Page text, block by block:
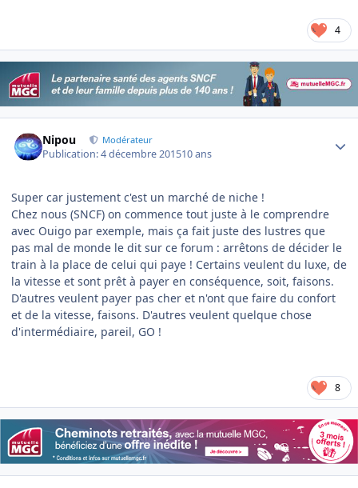
4
Nipou Modérateur
Publication:4 décembre 201510 ans
Super car justement c'est un marché de niche !
Chez nous (SNCF) on commence tout juste à le comprendre
avec Ouigo par exemple, mais ça fait juste des lustres que
pas mal de monde le dit sur ce forum : arrêtons de décider le
train à la place de celui qui paye ! Certains veulent du luxe, de
la vitesse et sont prêt à payer en conséquence, soit, faisons.
D'autres veulent payer pas cher et n'ont que faire du confort
et de la vitesse, faisons. D'autres veulent quelque chose
d'intermédiaire, pareil, GO !
8